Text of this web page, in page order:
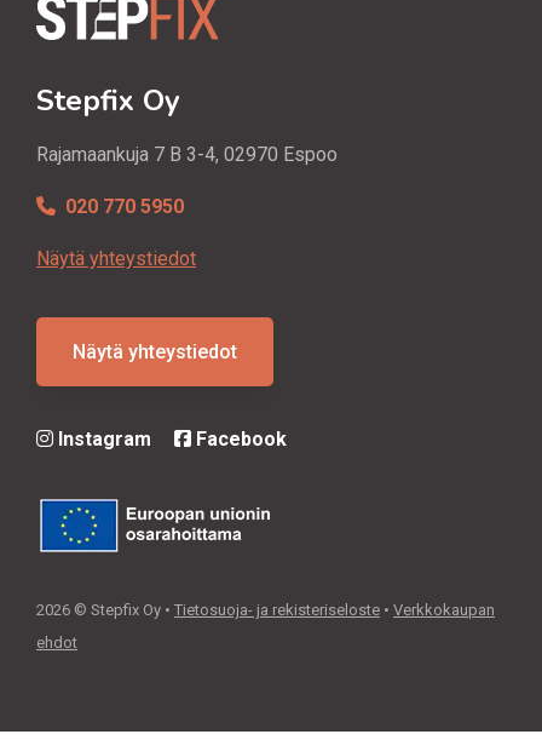
Stepfix Oy
Rajamaankuja 7 B 3-4, 02970 Espoo
020 770 5950
Näytä yhteystiedot
Näytä yhteystiedot
Instagram Facebook
2026 © Stepfix Oy • Tietosuoja- ja rekisteriseloste • Verkkokaupan
ehdot